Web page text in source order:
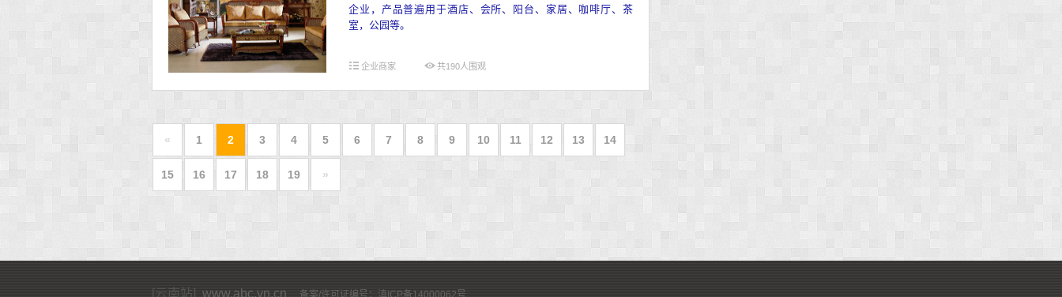
企业，产品普遍用于酒店、会所、阳台、家居、咖啡厅、茶
室，公园等。
企业商家 共190人围观
« 1 2 3 4 5 6 7 8 9 10 11 12 13 14
15 16 17 18 19 »
[云南站] www.abc.yn.cn 备案/许可证编号：滇ICP备14000062号